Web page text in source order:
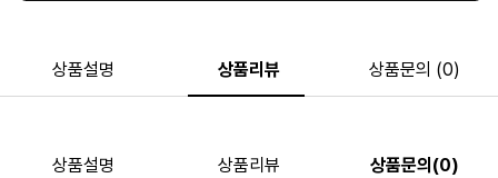
상품설명 상품리뷰 상품문의 (0)
상품설명 상품리뷰 상품문의(0)